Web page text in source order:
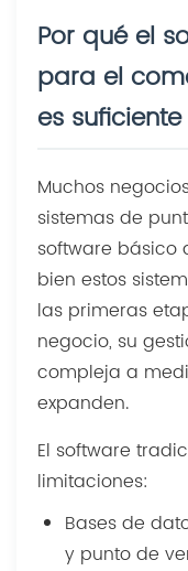
Por qué el
para el
es suficiente
Muchos
sistemas de
software básico
bien estos
las primeras
negocio, su
compleja a
expanden.
El software
limitaciones:
Bases de
y punto de